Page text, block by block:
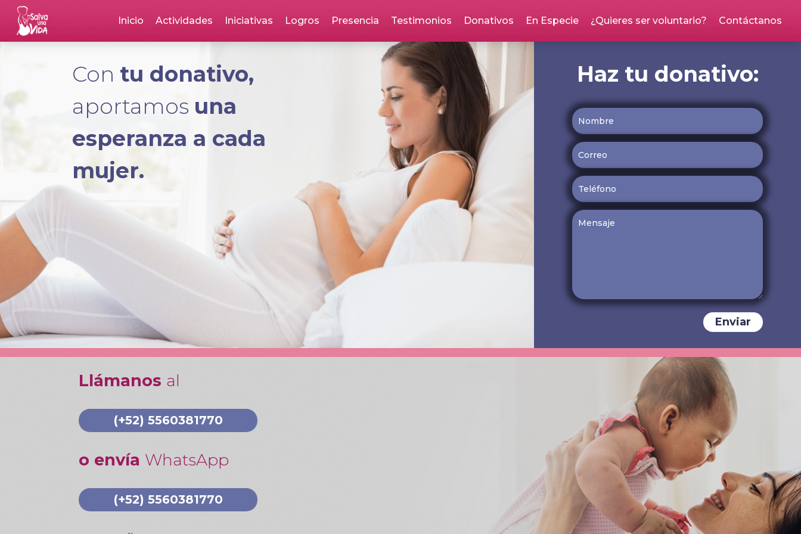
Skip
main
Inicio Actividades Iniciativas Logros Presencia Testimonios Donativos En Especie ¿Quieres ser voluntario? Contáctanos
Con tu donativo,
aportamos una
esperanza a cada
mujer.
Haz tu donativo:
Llámanos al
(+52) 5560381770
o envía WhatsApp
(+52) 5560381770